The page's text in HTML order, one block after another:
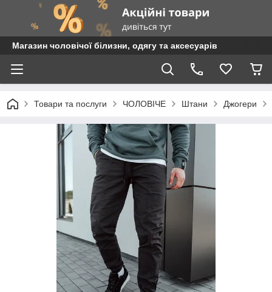
Магазин чоловічої білизни, одягу та аксесуарів
Товари та послуги ЧОЛОВІЧЕ Штани Джогери